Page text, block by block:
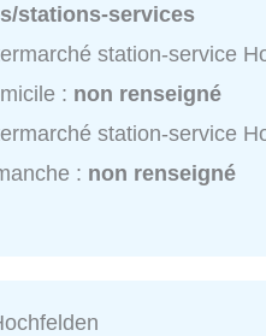
stations-services
station-service
: non renseigné
station-service
: non renseigné